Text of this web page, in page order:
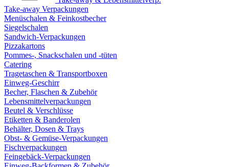
Take-away Verpackungen
Menüschalen & Feinkostbecher
Siegelschalen
Sandwich-Verpackungen
Pizzakartons
Pommes-, Snackschalen und -tüten
Catering
Tragetaschen & Transportboxen
Einweg-Geschirr
Becher, Flaschen & Zubehör
Lebensmittelverpackungen
Beutel & Verschlüsse
Etiketten & Banderolen
Behälter, Dosen & Trays
Obst- & Gemüse-Verpackungen
Fischverpackungen
Feingebäck-Verpackungen